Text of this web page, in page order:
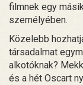
filmnek egy
személyében.
Közelebb
társadalmat
alkotóknak?
és a hét Oscart